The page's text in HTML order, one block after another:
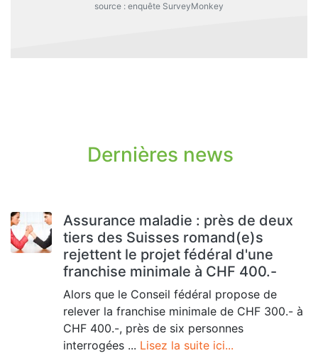
source : enquête SurveyMonkey
Dernières news
Assurance maladie : près de deux
tiers des Suisses romand(e)s
rejettent le projet fédéral d'une
franchise minimale à CHF 400.-
Alors que le Conseil fédéral propose de
relever la franchise minimale de CHF 300.- à
CHF 400.-, près de six personnes
interrogées ... Lisez la suite ici...